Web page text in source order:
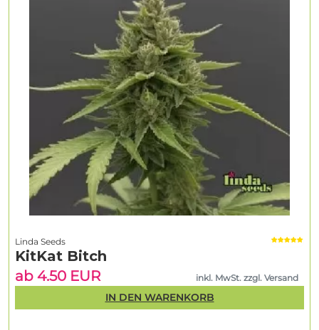
Linda Seeds
KitKat Bitch
ab 4.50 EUR
inkl. MwSt. zzgl. Versand
IN DEN WARENKORB